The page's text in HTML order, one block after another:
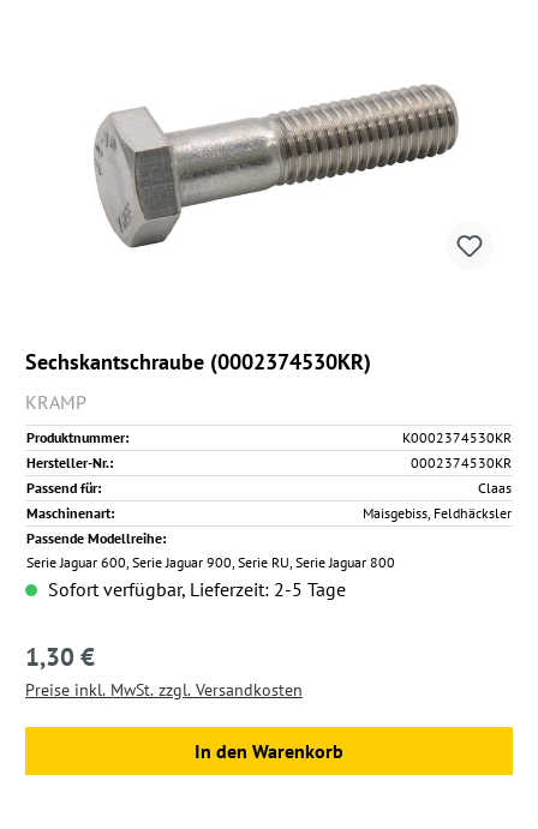
Sechskantschraube (0002374530KR)
KRAMP
Produktnummer:
K0002374530KR
Hersteller-Nr.:
0002374530KR
Passend für:
Claas
Maschinenart:
Maisgebiss, Feldhäcksler
Passende Modellreihe:
Serie Jaguar 600, Serie Jaguar 900, Serie RU, Serie Jaguar 800
Sofort verfügbar, Lieferzeit: 2-5 Tage
Regulärer Preis:
1,30 €
Preise inkl. MwSt. zzgl. Versandkosten
In den Warenkorb